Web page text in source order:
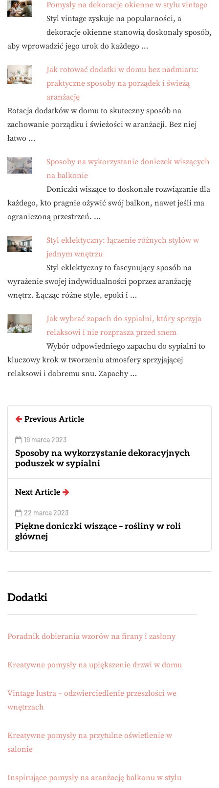
Pomysły na dekoracje okienne w stylu vintage
Styl vintage zyskuje na popularności, a
dekoracje okienne stanowią doskonały sposób,
aby wprowadzić jego urok do każdego …
Jak rotować dodatki w domu bez nadmiaru:
praktyczne sposoby na porządek i świeżą
aranżację
Rotacja dodatków w domu to skuteczny sposób na
zachowanie porządku i świeżości w aranżacji. Bez niej
łatwo …
Sposoby na wykorzystanie doniczek wiszących
na balkonie
Doniczki wiszące to doskonałe rozwiązanie dla
każdego, kto pragnie ożywić swój balkon, nawet jeśli ma
ograniczoną przestrzeń. …
Styl eklektyczny: łączenie różnych stylów w
jednym wnętrzu
Styl eklektyczny to fascynujący sposób na
wyrażenie swojej indywidualności poprzez aranżację
wnętrz. Łącząc różne style, epoki i …
Jak wybrać zapach do sypialni, który sprzyja
relaksowi i nie rozprasza przed snem
Wybór odpowiedniego zapachu do sypialni to
kluczowy krok w tworzeniu atmosfery sprzyjającej
relaksowi i dobremu snu. Zapachy …
Previous Article
19 marca 2023
Sposoby na wykorzystanie dekoracyjnych
poduszek w sypialni
Next Article
22 marca 2023
Piękne doniczki wiszące – rośliny w roli
głównej
Dodatki
Poradnik dobierania wzorów na firany i zasłony
Kreatywne pomysły na upiększenie drzwi w domu
Vintage lustra – odzwierciedlenie przeszłości we
wnętrzach
Kreatywne pomysły na przytulne oświetlenie w
salonie
Inspirujące pomysły na aranżację balkonu w stylu